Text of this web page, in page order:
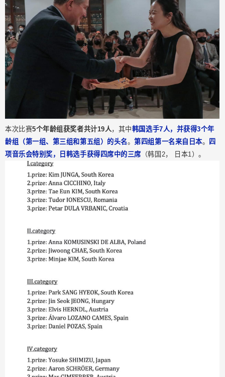
本次比赛5个年龄组获奖者共计19人 ，其中韩国选手7人，并获得3个年
龄组（第一组、第三组和第五组）的头名。第四组第一名来自日本。
四
项音乐会特别奖，日韩选手获得四席中的三席 （韩国2， 日本1）。